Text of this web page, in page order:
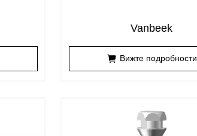
Vanbeek
Вижте подробности